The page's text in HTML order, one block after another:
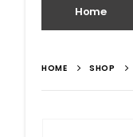
Home
HOME SHOP